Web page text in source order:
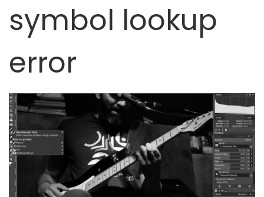
symbol lookup
error